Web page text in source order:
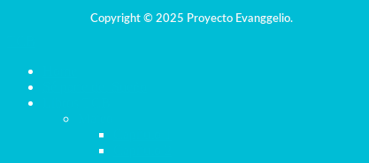
Copyright © 2025 Proyecto Evanggelio.